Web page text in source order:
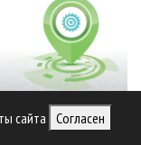
сайта Согласен